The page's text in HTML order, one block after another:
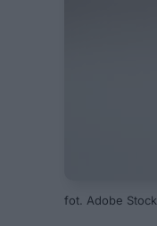
fot. Adobe Stock